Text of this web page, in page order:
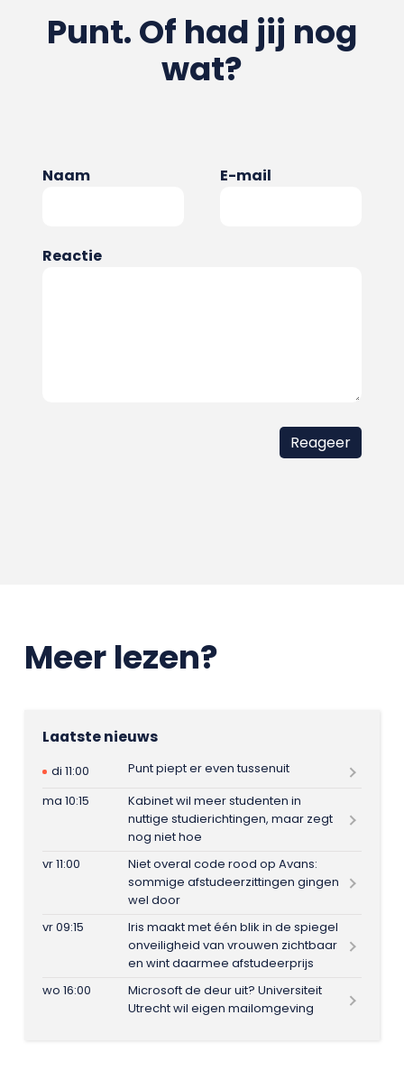
Punt. Of had jij nog
wat?
Naam E-mail
Reactie
Meer lezen?
Laatste nieuws
di 11:00
Punt piept er even tussenuit
ma 10:15
Kabinet wil meer studenten in
nuttige studierichtingen, maar zegt
nog niet hoe
vr 11:00
Niet overal code rood op Avans:
sommige afstudeerzittingen gingen
wel door
vr 09:15
Iris maakt met één blik in de spiegel
onveiligheid van vrouwen zichtbaar
en wint daarmee afstudeerprijs
wo 16:00
Microsoft de deur uit? Universiteit
Utrecht wil eigen mailomgeving